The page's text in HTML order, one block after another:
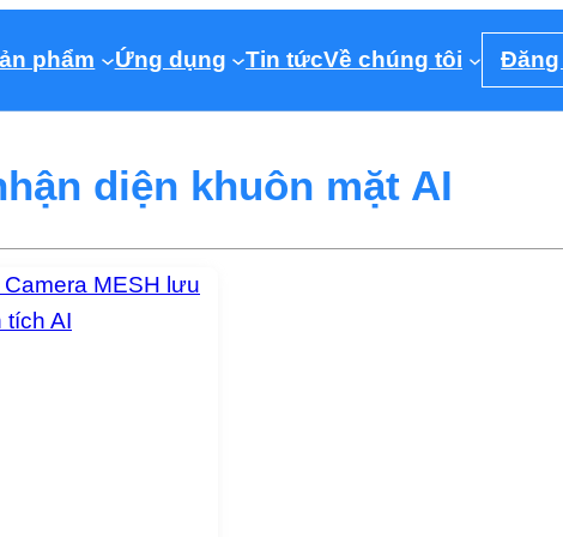
phẩm Ứng dụng Tin tứcVề chúng tôi
diện khuôn mặt AI